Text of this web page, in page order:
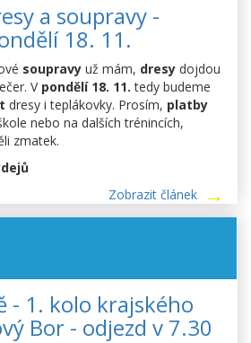
a soupravy -
18. 11.
soupravy už mám, dresy dojdou
V pondělí 18. 11. tedy budeme
dresy i teplákovky. Prosím, platby
nebo na dalších trénincích,
zmatek.
Zobrazit článek
- 1. kolo krajského
Bor - odjezd v 7.30